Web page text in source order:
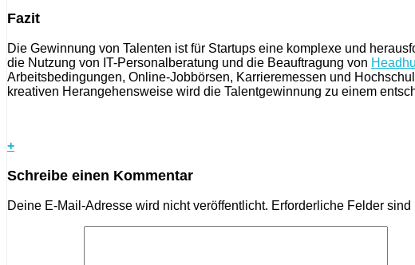
Fazit
Die Gewinnung von Talenten ist für Startups eine komplexe und
die Nutzung von IT-Personalberatung und die Beauftragung von
Arbeitsbedingungen, Online-Jobbörsen, Karrieremessen und
kreativen Herangehensweise wird die Talentgewinnung zu einem
+
Schreibe einen Kommentar
Deine E-Mail-Adresse wird nicht veröffentlicht. Erforderliche Felder sind